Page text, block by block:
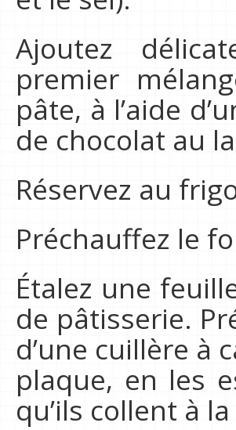
Ajoutez
premier
pâte, à l’aide
de chocolat au
Réservez au
Préchauffez le
Étalez une
de pâtisserie.
d’une cuillère à
plaque, en les
qu’ils collent à